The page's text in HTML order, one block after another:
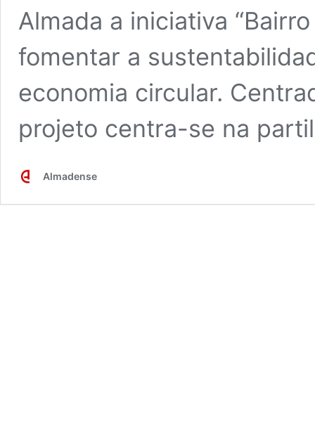
Almada a iniciativa
fomentar a
economia circular.
projeto centra-se na
Almadense